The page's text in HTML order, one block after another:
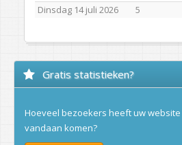
Dinsdag 14 juli 2026
5
Gratis statistieken?
Hoeveel bezoekers heeft uw
vandaan komen?